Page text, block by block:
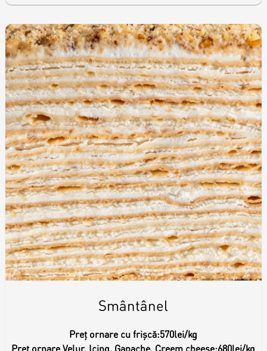
Smântânel
Preț ornare cu frișcă:570lei/kg